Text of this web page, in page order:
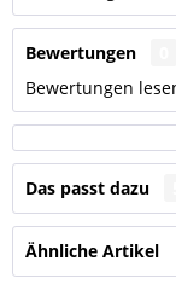
Bewertungen
Bewertungen
Das passt dazu
Ähnliche Artikel